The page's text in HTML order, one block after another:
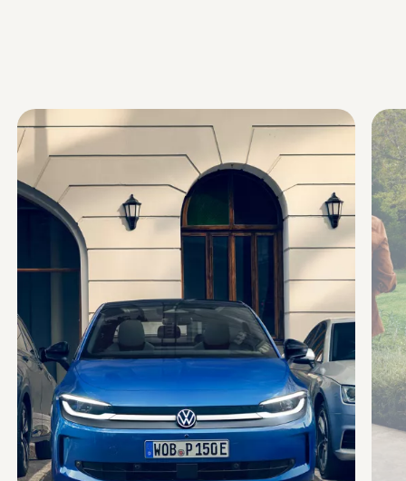
Individualisieren
Wallbox und Ladekabel
Digitale Extras
Dienste für Ihr Modell finden
Volkswagen Apps, Login und Shop
Handy und Fahrzeug verbinden
Updates für Software, Karten und Radio
Über Ihr Auto
Vorgängermodelle
Kundeninformationen
Volkswagen Kundenbetreuung
Warn- und Kontrollleuchten
Assistenzsysteme
Digitale Betriebsanleitung
Live Beratung
Magazin
Lifestyle
Transport
Familie
Elektromobilität
Volkswagen R
Pannen- und Unfallhilfe
Volkswagen Kundenbetreuung